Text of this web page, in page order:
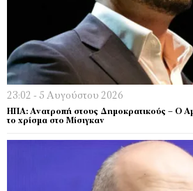
23:02 - 5 Αυγούστου 2026
ΗΠΑ: Ανατροπή στους Δημοκρατικούς – Ο
το χρίσμα στο Μίσιγκαν